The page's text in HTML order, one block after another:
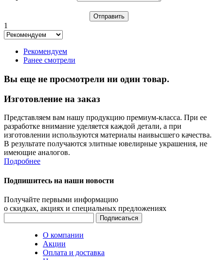
1
Рекомендуем
Ранее смотрели
Вы еще не просмотрели ни один товар.
Изготовление на заказ
Представляем вам нашу продукцию премиум-класса. При ее
разработке внимание уделяется каждой детали, а при
изготовлении используются материалы наивысшего качества.
В результате получаются элитные ювелирные украшения, не
имеющие аналогов.
Подробнее
Подпишитесь на наши новости
Получайте первыми информацию
о скидках, акциях и специальных предложениях
О компании
Акции
Оплата и доставка